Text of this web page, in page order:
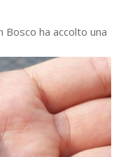
Bosco ha accolto una